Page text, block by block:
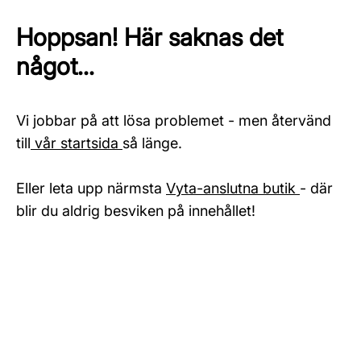
Hoppsan! Här saknas det
något...
Vi jobbar på att lösa problemet - men återvänd
till vår startsida så länge.
Eller leta upp närmsta Vyta-anslutna butik - där
blir du aldrig besviken på innehållet!